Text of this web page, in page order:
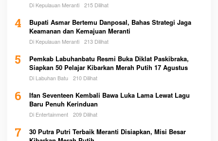
Di Kepulauan Meranti 215 Dilihat
4
Bupati Asmar Bertemu Danposal, Bahas Strategi Jaga
Keamanan dan Kemajuan Meranti
Di Kepulauan Meranti 213 Dilihat
5
Pemkab Labuhanbatu Resmi Buka Diklat Paskibraka,
Siapkan 50 Pelajar Kibarkan Merah Putih 17 Agustus
Di Labuhan Batu 210 Dilihat
6
Ifan Seventeen Kembali Bawa Luka Lama Lewat Lagu
Baru Penuh Kerinduan
Di Entertainment 209 Dilihat
7
30 Putra Putri Terbaik Meranti Disiapkan, Misi Besar